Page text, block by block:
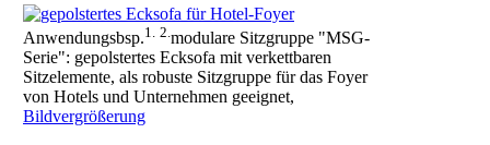
Anwendungsbsp.1. 2.modulare Sitzgruppe "MSG-
Serie": gepolstertes Ecksofa mit verkettbaren
Sitzelemente, als robuste Sitzgruppe für das Foyer
von Hotels und Unternehmen geeignet,
Bildvergrößerung